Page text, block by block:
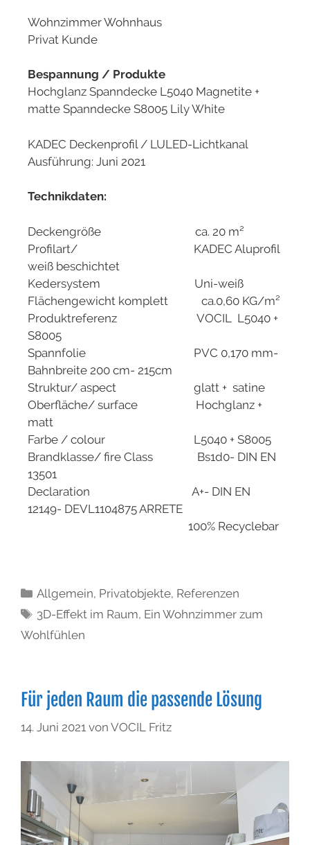
Wohnzimmer Wohnhaus
Privat Kunde
Bespannung / Produkte
Hochglanz Spanndecke L5040 Magnetite +
matte Spanndecke S8005 Lily White
KADEC Deckenprofil / LULED-Lichtkanal
Ausführung: Juni 2021
Technikdaten:
Deckengröße ca. 20 m²
Profilart/ KADEC Aluprofil
weiß beschichtet
Kedersystem Uni-weiß
Flächengewicht komplett ca.0,60 KG/m²
Produktreferenz VOCIL L5040 +
S8005
Spannfolie PVC 0,170 mm-
Bahnbreite 200 cm- 215cm
Struktur/ aspect glatt + satine
Oberfläche/ surface Hochglanz +
matt
Farbe / colour L5040 + S8005
Brandklasse/ fire Class Bs1d0- DIN EN
13501
Declaration A+- DIN EN
12149- DEVL1104875 ARRETE
100% Recyclebar
Allgemein, Privatobjekte, Referenzen
3D-Effekt im Raum, Ein Wohnzimmer zum
Wohlfühlen
Für jeden Raum die passende Lösung
14. Juni 2021 von VOCIL Fritz